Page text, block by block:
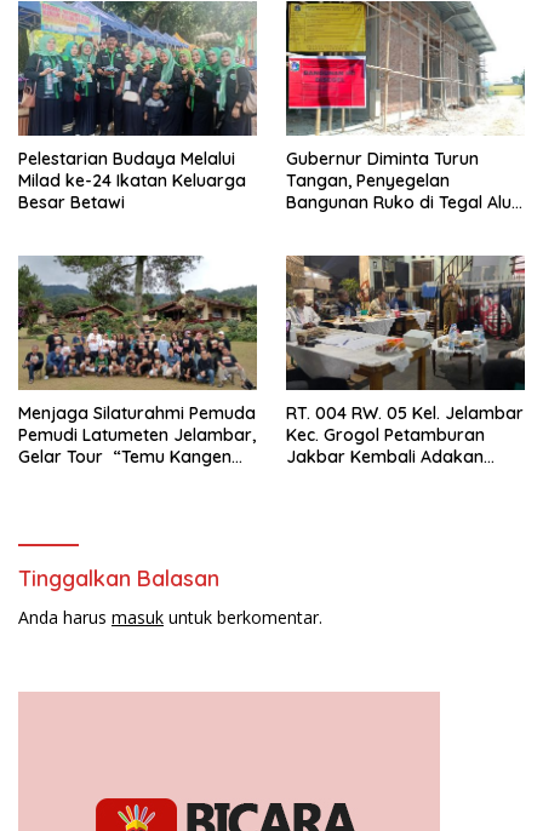
Pelestarian Budaya Melalui
Milad ke-24 Ikatan Keluarga
Besar Betawi
Gubernur Diminta Turun
Tangan, Penyegelan
Bangunan Ruko di Tegal Alur
Menjaga Silaturahmi Pemuda
Pemudi Latumeten Jelambar,
Gelar Tour “Temu Kangen
RT. 004 RW. 05 Kel. Jelambar
Kec. Grogol Petamburan
Jakbar Kembali Adakan
Tinggalkan Balasan
Anda harus masuk untuk berkomentar.